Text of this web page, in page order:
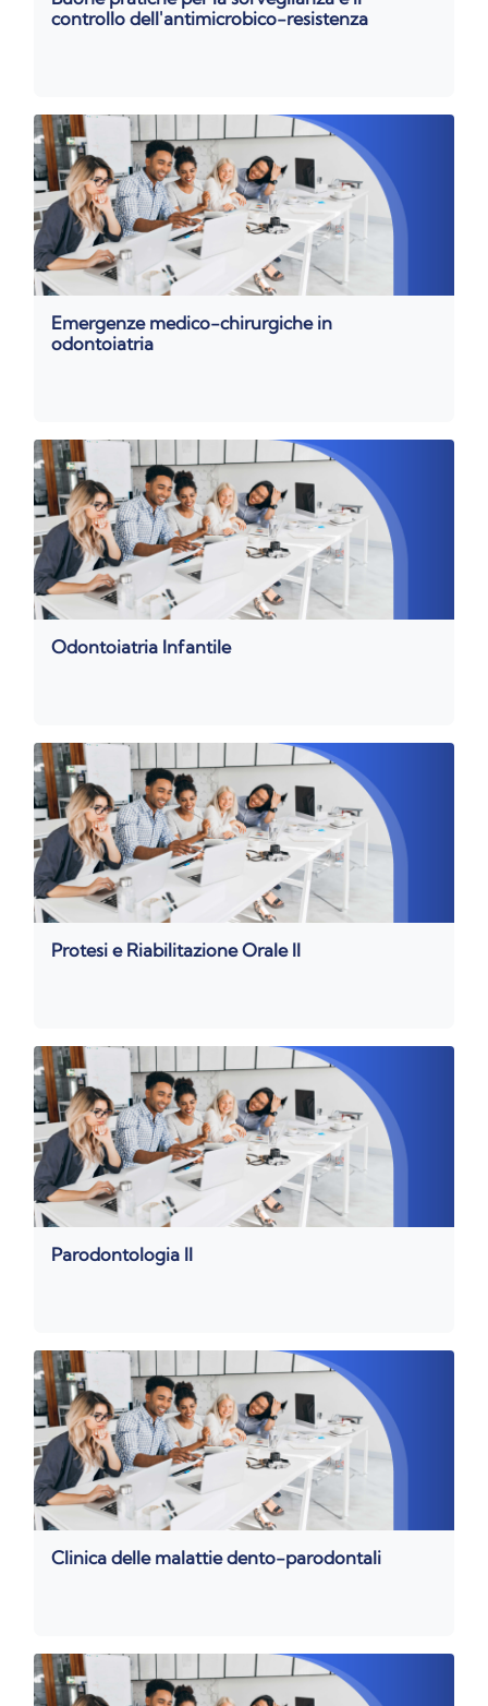
controllo dell'antimicrobico-resistenza
Emergenze medico-chirurgiche in
odontoiatria
Odontoiatria Infantile
Protesi e Riabilitazione Orale II
Parodontologia II
Clinica delle malattie dento-parodontali